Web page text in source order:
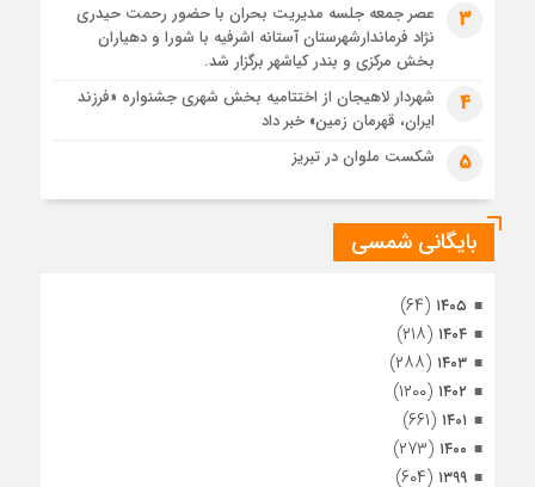
تصاویر هوایی مراسم تشییع پیکر مطهر آقای شهید ایران – مشهد
مراسم تشییع پیکر مطهر آقای شهید ایران – مشهد
تصاویری از تراکم جمعیت حاضر در میدان ثورهالعشرین نجف
اشرف
3
عصر جمعه جلسه مدیریت بحران با حضور رحمت حیدری
نژاد فرماندارشهرستان آستانه اشرفیه با شورا و دهیاران
بخش مرکزی و بندر کیاشهر برگزار شد.
4
شهردار لاهیجان از اختتامیه بخش شهری جشنواره «فرزند
ایران، قهرمان زمین» خبر داد
5 شکست ملوان در تبریز
بایگانی شمسی
۱۴۰۵ (۶۴)
۱۴۰۴ (۲۱۸)
۱۴۰۳ (۲۸۸)
۱۴۰۲ (۱۲۰۰)
۱۴۰۱ (۶۶۱)
۱۴۰۰ (۲۷۳)
۱۳۹۹ (۶۰۴)